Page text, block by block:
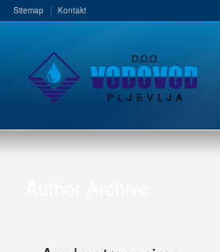
Sitemap Kontakt